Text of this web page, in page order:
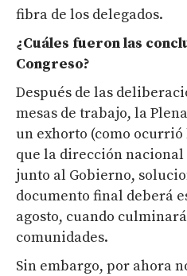
fibra de los delegados.
¿Cuáles fueron las
Congreso?
Después de las
mesas de trabajo, la
un exhorto (como
que la dirección
junto al Gobierno,
documento final deberá
agosto, cuando
comunidades.
Sin embargo, por ahora